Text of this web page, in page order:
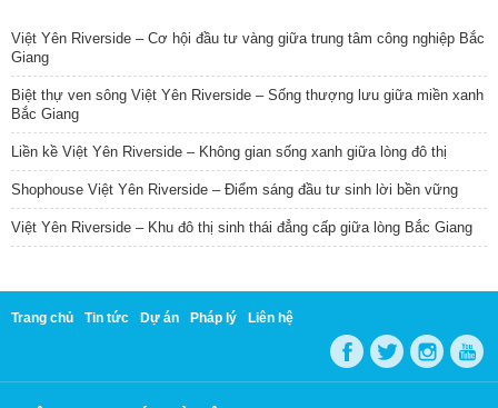
Việt Yên Riverside – Cơ hội đầu tư vàng giữa trung tâm công nghiệp Bắc
Giang
Biệt thự ven sông Việt Yên Riverside – Sống thượng lưu giữa miền xanh
Bắc Giang
Liền kề Việt Yên Riverside – Không gian sống xanh giữa lòng đô thị
Shophouse Việt Yên Riverside – Điểm sáng đầu tư sinh lời bền vững
Việt Yên Riverside – Khu đô thị sinh thái đẳng cấp giữa lòng Bắc Giang
Trang chủ Tin tức Dự án Pháp lý Liên hệ